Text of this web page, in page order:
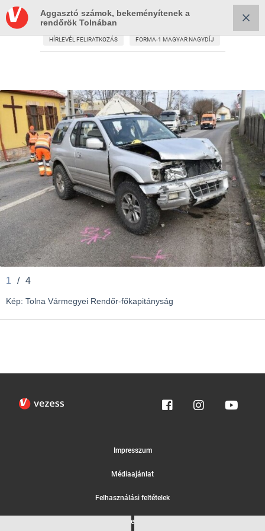
HÍRLEVÉL FELIRATKOZÁS FORMA-1 MAGYAR NAGYDÍJ
Aggasztó számok, bekeményítenek a
rendőrök Tolnában
1 / 4
Kép: Tolna Vármegyei Rendőr-főkapitányság
Impresszum
Médiaajánlat
Felhasználási feltételek
Egyedi adatkezelési tájékoztató